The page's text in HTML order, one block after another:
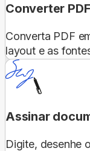
Converter
Converta PDF
layout e as
Assinar
Digite, desenhe